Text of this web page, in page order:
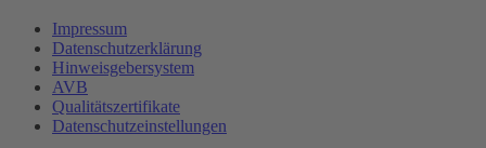
Impressum
Datenschutzerklärung
Hinweisgebersystem
AVB
Qualitätszertifikate
Datenschutzeinstellungen